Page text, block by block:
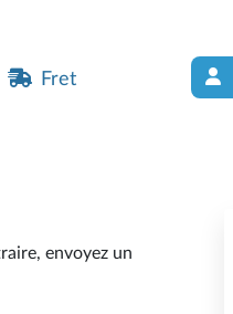
Fret
envoyez un